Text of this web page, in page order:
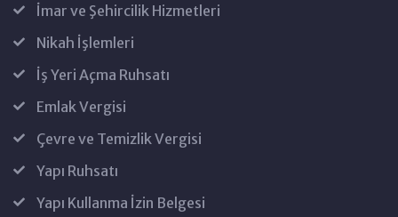
İmar ve Şehircilik Hizmetleri
Nikah İşlemleri
İş Yeri Açma Ruhsatı
Emlak Vergisi
Çevre ve Temizlik Vergisi
Yapı Ruhsatı
Yapı Kullanma İzin Belgesi